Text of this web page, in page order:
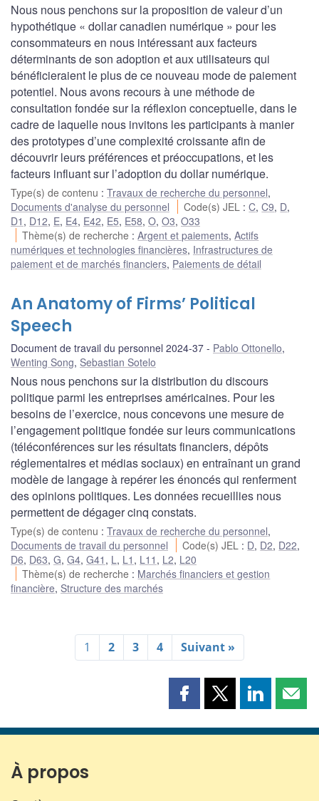
Nous nous penchons sur la proposition de valeur d’un
hypothétique « dollar canadien numérique » pour les
consommateurs en nous intéressant aux facteurs
déterminants de son adoption et aux utilisateurs qui
bénéficieraient le plus de ce nouveau mode de paiement
potentiel. Nous avons recours à une méthode de
consultation fondée sur la réflexion conceptuelle, dans le
cadre de laquelle nous invitons les participants à manier
des prototypes d’une complexité croissante afin de
découvrir leurs préférences et préoccupations, et les
facteurs influant sur l’adoption du dollar numérique.
Type(s) de contenu : Travaux de recherche du personnel,
Documents d'analyse du personnel
Code(s) JEL :C,C9, D,
D1 , D12, E, E4, E42, E5, E58, O, O3, O33
Thème(s) de recherche :Argent et paiements,Actifs
numériques et technologies financières, Infrastructures de
paiement et de marchés financiers, Paiements de détail
An Anatomy of Firms’ Political
Speech
Document de travail du personnel 2024-37 Pablo Ottonello,
Wenting Song, Sebastian Sotelo
Nous nous penchons sur la distribution du discours
politique parmi les entreprises américaines. Pour les
besoins de l’exercice, nous concevons une mesure de
l’engagement politique fondée sur leurs communications
(téléconférences sur les résultats financiers, dépôts
réglementaires et médias sociaux) en entraînant un grand
modèle de langage à repérer les énoncés qui renferment
des opinions politiques. Les données recueillies nous
permettent de dégager cinq constats.
Type(s) de contenu : Travaux de recherche du personnel,
Documents de travail du personnel
Code(s) JEL : D, D2, D22,
D6, D63, G, G4, G41 , L , L1 , L11 , L2, L20
Thème(s) de recherche : Marchés financiers et gestion
financière, Structure des marchés
1 2 3 4 Suivant »
Partager
page
Partager
page
Partager
page page
À propos